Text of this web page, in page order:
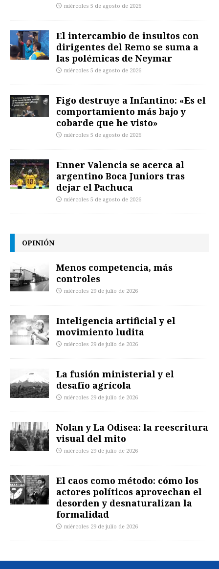
miércoles 5 de agosto de 2026
El intercambio de insultos con
dirigentes del Remo se suma a
las polémicas de Neymar
miércoles 5 de agosto de 2026
Figo destruye a Infantino: «Es el
comportamiento más bajo y
cobarde que he visto»
miércoles 5 de agosto de 2026
Enner Valencia se acerca al
argentino Boca Juniors tras
dejar el Pachuca
miércoles 5 de agosto de 2026
OPINIÓN
Menos competencia, más
controles
miércoles 29 de julio de 2026
Inteligencia artificial y el
movimiento ludita
miércoles 29 de julio de 2026
La fusión ministerial y el
desafío agrícola
miércoles 29 de julio de 2026
Nolan y La Odisea: la reescritura
visual del mito
miércoles 29 de julio de 2026
El caos como método: cómo los
actores políticos aprovechan el
desorden y desnaturalizan la
formalidad
miércoles 29 de julio de 2026